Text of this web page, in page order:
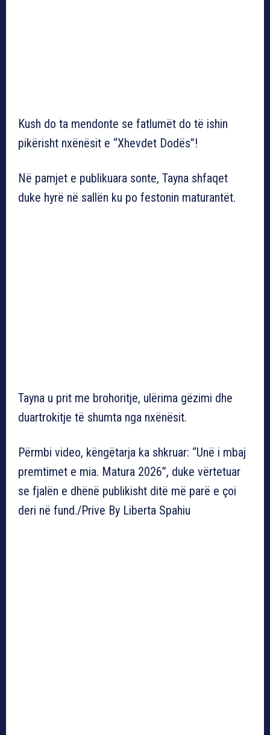
Kush do ta mendonte se fatlumët do të ishin
pikërisht nxënësit e “Xhevdet Dodës”!
Në pamjet e publikuara sonte, Tayna shfaqet
duke hyrë në sallën ku po festonin maturantët.
Tayna u prit me brohoritje, ulërima gëzimi dhe
duartrokitje të shumta nga nxënësit.
Përmbi video, këngëtarja ka shkruar: “Unë i mbaj
premtimet e mia. Matura 2026”, duke vërtetuar
se fjalën e dhënë publikisht ditë më parë e çoi
deri në fund./Prive By Liberta Spahiu